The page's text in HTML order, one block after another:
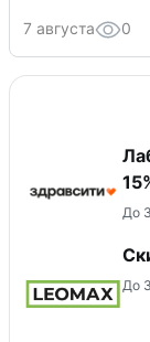
7 августа 0
До
До